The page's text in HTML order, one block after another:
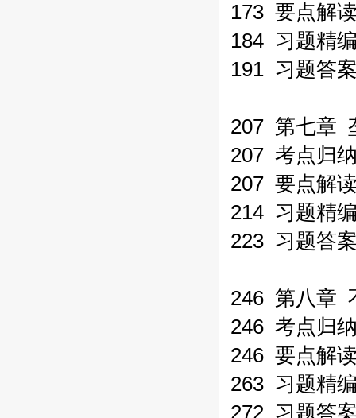
173 要点解
184 习题精
191 习题答
207 第七章
207 考点归
207 要点解
214 习题精
223 习题答
246 第八章
246 考点归
246 要点解
263 习题精
272 习题答